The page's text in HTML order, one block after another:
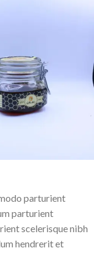
parturient
parturient
scelerisque nibh
hendrerit et